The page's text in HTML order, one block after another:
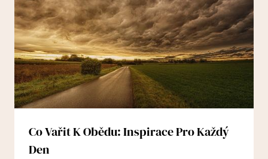
Co Vařit K Obědu: Inspirace Pro Každý
Den